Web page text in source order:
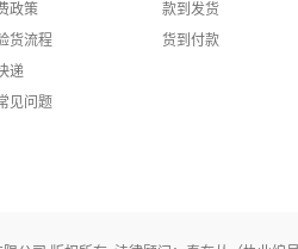
政策
货流程
递
见问题
款到发货
货到付款